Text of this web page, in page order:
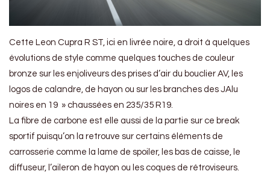
Cette Leon Cupra R ST, ici en livrée noire, a droit à quelques
évolutions de style comme quelques touches de couleur
bronze sur les enjoliveurs des prises d’air du bouclier AV, les
logos de calandre, de hayon ou sur les branches des JAlu
noires en 19 » chaussées en 235/35 R19.
La fibre de carbone est elle aussi de la partie sur ce break
sportif puisqu’on la retrouve sur certains éléments de
carrosserie comme la lame de spoiler, les bas de caisse, le
diffuseur, l’aileron de hayon ou les coques de rétroviseurs.